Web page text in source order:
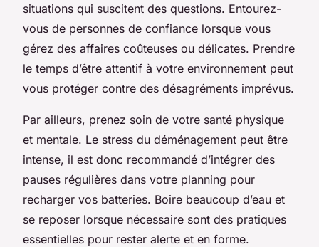
situations qui suscitent des questions. Entourez-
vous de personnes de confiance lorsque vous
gérez des affaires coûteuses ou délicates. Prendre
le temps d’être attentif à votre environnement peut
vous protéger contre des désagréments imprévus.
Par ailleurs, prenez soin de votre santé physique
et mentale. Le stress du déménagement peut être
intense, il est donc recommandé d’intégrer des
pauses régulières dans votre planning pour
recharger vos batteries. Boire beaucoup d’eau et
se reposer lorsque nécessaire sont des pratiques
essentielles pour rester alerte et en forme.